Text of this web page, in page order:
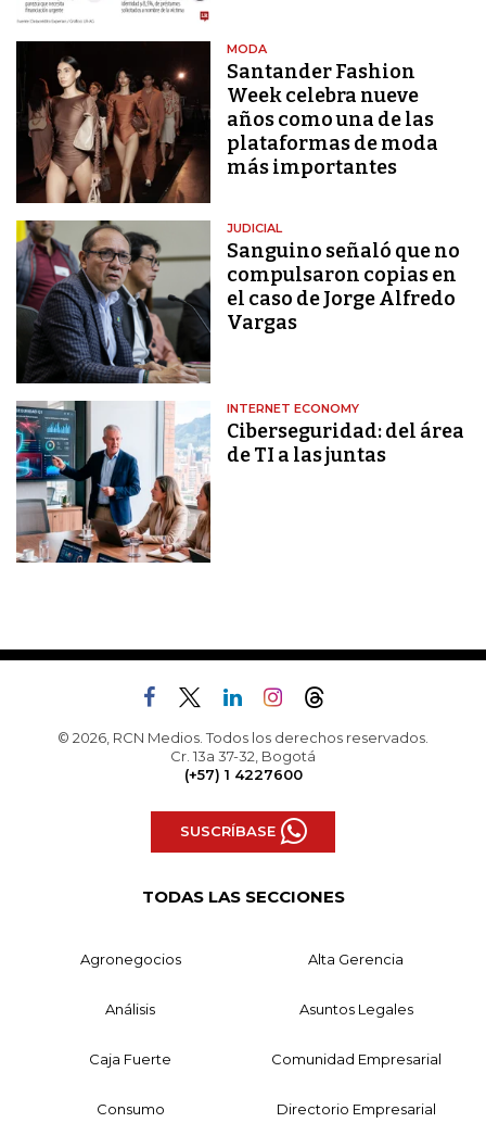
MODA
Santander Fashion
Week celebra nueve
años como una de las
plataformas de moda
más importantes
JUDICIAL
Sanguino señaló que no
compulsaron copias en
el caso de Jorge Alfredo
Vargas
INTERNET ECONOMY
Ciberseguridad: del área
de TI a las juntas
© 2026, RCN Medios. Todos los derechos reservados.
Cr. 13a 37-32, Bogotá
(+57) 1 4227600
SUSCRÍBASE
TODAS LAS SECCIONES
Agronegocios Alta Gerencia
Análisis Asuntos Legales
Caja Fuerte Comunidad Empresarial
Consumo Directorio Empresarial